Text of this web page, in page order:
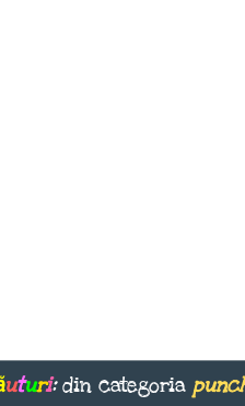
uturi:din categoria